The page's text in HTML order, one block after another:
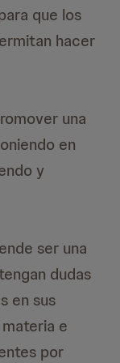
que los
hacer
una
en
y
ser una
dudas
en sus
e
por